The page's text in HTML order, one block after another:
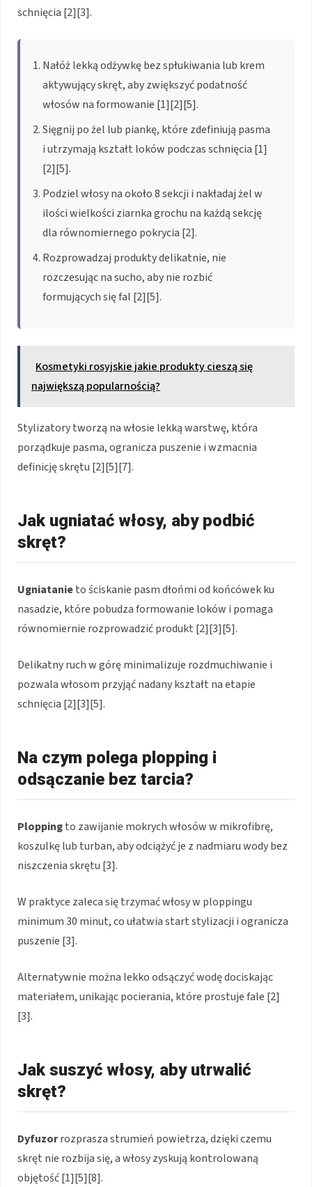
schnięcia [2][3].
Nałóż lekką odżywkę bez spłukiwania lub krem
aktywujący skręt, aby zwiększyć podatność
włosów na formowanie [1][2][5].
Sięgnij po żel lub piankę, które zdefiniują pasma
i utrzymają kształt loków podczas schnięcia [1]
[2][5].
Podziel włosy na około 8 sekcji i nakładaj żel w
ilości wielkości ziarnka grochu na każdą sekcję
dla równomiernego pokrycia [2].
Rozprowadzaj produkty delikatnie, nie
rozczesując na sucho, aby nie rozbić
formujących się fal [2][5].
Kosmetyki rosyjskie jakie produkty cieszą się
największą popularnością?
Stylizatory tworzą na włosie lekką warstwę, która
porządkuje pasma, ogranicza puszenie i wzmacnia
definicję skrętu [2][5][7].
Jak ugniatać włosy, aby podbić
skręt?
Ugniatanieto ściskanie pasm dłońmi od końcówek ku
nasadzie, które pobudza formowanie loków i pomaga
równomiernie rozprowadzić produkt [2][3][5].
Delikatny ruch w górę minimalizuje rozdmuchiwanie i
pozwala włosom przyjąć nadany kształt na etapie
schnięcia [2][3][5].
Na czym polega plopping i
odsączanie bez tarcia?
Ploppingto zawijanie mokrych włosów w mikrofibrę,
koszulkę lub turban, aby odciążyć je z nadmiaru wody bez
niszczenia skrętu [3].
W praktyce zaleca się trzymać włosy w ploppingu
minimum 30 minut, co ułatwia start stylizacji i ogranicza
puszenie [3].
Alternatywnie można lekko odsączyć wodę dociskając
materiałem, unikając pocierania, które prostuje fale [2]
[3].
Jak suszyć włosy, aby utrwalić
skręt?
Dyfuzorrozprasza strumień powietrza, dzięki czemu
skręt nie rozbija się, a włosy zyskują kontrolowaną
objętość [1][5][8].